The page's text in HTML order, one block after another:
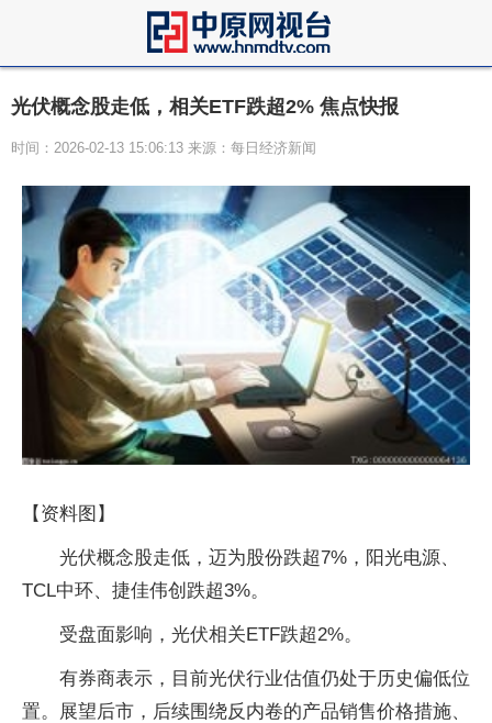
光伏概念股走低，相关ETF跌超2% 焦点快报
时间：2026-02-13 15:06:13 来源：每日经济新闻
【资料图】
光伏概念股走低，迈为股份跌超7%，阳光电源、
TCL中环、捷佳伟创跌超3%。
受盘面影响，光伏相关ETF跌超2%。
有券商表示，目前光伏行业估值仍处于历史偏低位
置。展望后市，后续围绕反内卷的产品销售价格措施、